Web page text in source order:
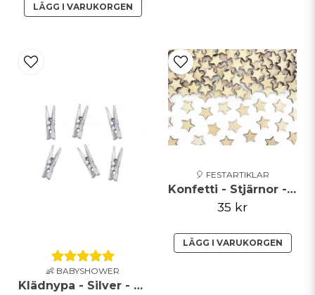
LÄGG I VARUKORGEN
👶 BABYSHOWER
Klädnypa - Silver - 20pack
🎈 FESTARTIKLAR
Konfetti - Stjärnor - Trä
35 kr
LÄGG I VARUKORGEN